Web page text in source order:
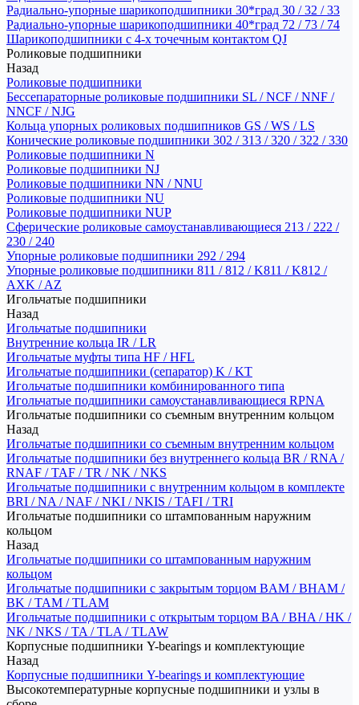
Радиально-упорные шарикоподшипники 30*град 30 / 32 / 33
Радиально-упорные шарикоподшипники 40*град 72 / 73 / 74
Шарикоподшипники с 4-х точечным контактом QJ
Роликовые подшипники
Назад
Роликовые подшипники
Бессепараторные роликовые подшипники SL / NCF / NNF /
NNCF / NJG
Кольца упорных роликовых подшипников GS / WS / LS
Конические роликовые подшипники 302 / 313 / 320 / 322 / 330
Роликовые подшипники N
Роликовые подшипники NJ
Роликовые подшипники NN / NNU
Роликовые подшипники NU
Роликовые подшипники NUP
Сферические роликовые самоустанавливающиеся 213 / 222 /
230 / 240
Упорные роликовые подшипники 292 / 294
Упорные роликовые подшипники 811 / 812 / K811 / K812 /
AXK / AZ
Игольчатые подшипники
Назад
Игольчатые подшипники
Внутренние кольца IR / LR
Игольчатые муфты типа HF / HFL
Игольчатые подшипники (сепаратор) K / KT
Игольчатые подшипники комбинированного типа
Игольчатые подшипники самоустанавливающиеся RPNA
Игольчатые подшипники со съемным внутренним кольцом
Назад
Игольчатые подшипники со съемным внутренним кольцом
Игольчатые подшипники без внутреннего кольца BR / RNA /
RNAF / TAF / TR / NK / NKS
Игольчатые подшипники с внутренним кольцом в комплекте
BRI / NA / NAF / NKI / NKIS / TAFI / TRI
Игольчатые подшипники со штампованным наружним
кольцом
Назад
Игольчатые подшипники со штампованным наружним
кольцом
Игольчатые подшипники с закрытым торцом BAM / BHAM /
BK / TAM / TLAM
Игольчатые подшипники с открытым торцом BA / BHA / HK /
NK / NKS / TA / TLA / TLAW
Корпусные подшипники Y-bearings и комплектующие
Назад
Корпусные подшипники Y-bearings и комплектующие
Высокотемпературные корпусные подшипники и узлы в